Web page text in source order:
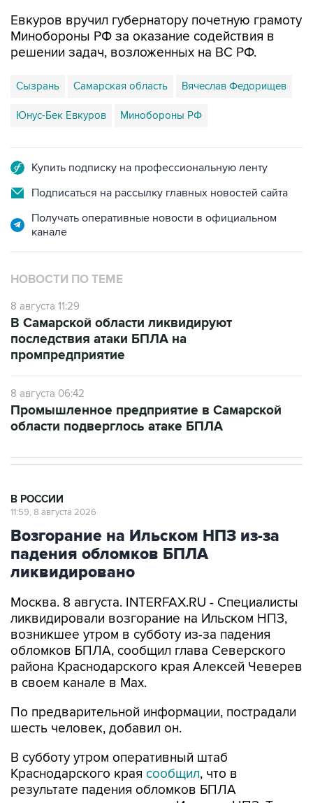
Евкуров вручил губернатору почетную грамоту
Минобороны РФ за оказание содействия в
решении задач, возложенных на ВС РФ.
Сызрань Самарская область Вячеслав Федорищев
Юнус-Бек Евкуров Минобороны РФ
Купить подписку на профессиональную ленту
Подписаться на рассылку главных новостей сайта
Получать оперативные новости в официальном
канале
НОВОСТИ ПО ТЕМЕ
8 августа 11:29
В Самарской области ликвидируют
последствия атаки БПЛА на
промпредприятие
8 августа 06:42
Промышленное предприятие в Самарской
области подверглось атаке БПЛА
В РОССИИ
11:59, 8 августа 2026
Возгорание на Ильском НПЗ из-за
падения обломков БПЛА
ликвидировано
Москва. 8 августа. INTERFAX.RU - Специалисты
ликвидировали возгорание на Ильском НПЗ,
возникшее утром в субботу из-за падения
обломков БПЛА, сообщил глава Северского
района Краснодарского края Алексей Чеверев
в своем канале в Max.
По предварительной информации, пострадали
шесть человек, добавил он.
В субботу утром оперативный штаб
Краснодарского края сообщил, что в
результате падения обломков БПЛА